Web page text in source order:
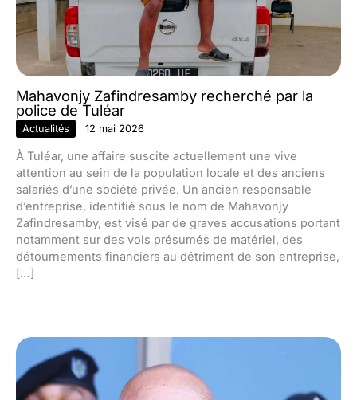
Mahavonjy Zafindresamby recherché par la
police de Tuléar
Actualités 12 mai 2026
À Tuléar, une affaire suscite actuellement une vive
attention au sein de la population locale et des anciens
salariés d’une société privée. Un ancien responsable
d’entreprise, identifié sous le nom de Mahavonjy
Zafindresamby, est visé par de graves accusations portant
notamment sur des vols présumés de matériel, des
détournements financiers au détriment de son entreprise,
[…]